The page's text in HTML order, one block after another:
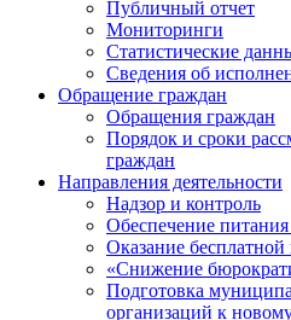
Публичный отчет
Мониторинги
Статистические
Сведения об
Обращение граждан
Обращения граждан
Порядок и сроки
граждан
Направления деятельности
Надзор и контроль
Обеспечение
Оказание
«Снижение
Подготовка
организаций к